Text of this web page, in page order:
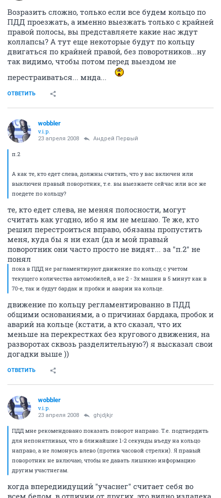
Возразить сложно, только если все будем кольцо по
ПДД проезжать, а именно выезжать только с крайней
правой полосы, вы представляете какие нас ждут
коллапсы? А тут еще некоторые будут по кольцу
двигаться по крайней правой, без поворотников...ну
так видимо, чтобы потом перед выездом не
перестраиваться... мнда...
ОТВЕТИТЬ
wobbler
v.i.p.
23 апреля 2008 Андрей Первый
п.2
А как те, кто едет слева, должны считать, что у вас включен или
выключен правый поворотник, т.е. вы выезжаете сейчас или все же
поедете по кольцу?
те, кто едет слева, не меняя полосности, могут
считать как угодно, ибо я им не мешаю. Те же, кто
решил перестроиться вправо, обязаны пропустить
меня, куда бы я ни ехал (да и мой правый
поворотник они часто просто не видят... за "п.2" не
понял
пока в ПДД не рагламентируют движение по кольцу, с учетом
текущего количества автомобилей, а не 2 - 3х машин в 5 минут как в
70-е, так и будут бардак и пробки и аварии на кольце.
движение по кольцу регламентированно в ПДД
общими основаниями, а о причинах бардака, пробок и
аварий на кольце (кстати, а кто сказал, что их
меньше на перекрестках без кругового движения, на
разворотах сквозь разделительную?) я высказал свои
догадки выше ))
ОТВЕТИТЬ
wobbler
v.i.p.
23 апреля 2008 ghjdjkjr
ПДД мне рекомендовано показать поворот направо. Т.е. подтвердить
для непонятливых, что в ближайшие 1-2 секунды въеду на кольцо
направо, а не ломонусь влево (против часовой стрелки). Я правый
поворотник не включаю, чтобы не давать лишнюю информацию
другим участнегам.
когда впередиидущий "учаснег" считает себя во
всем белом, в отличии от других, это видно издалека,